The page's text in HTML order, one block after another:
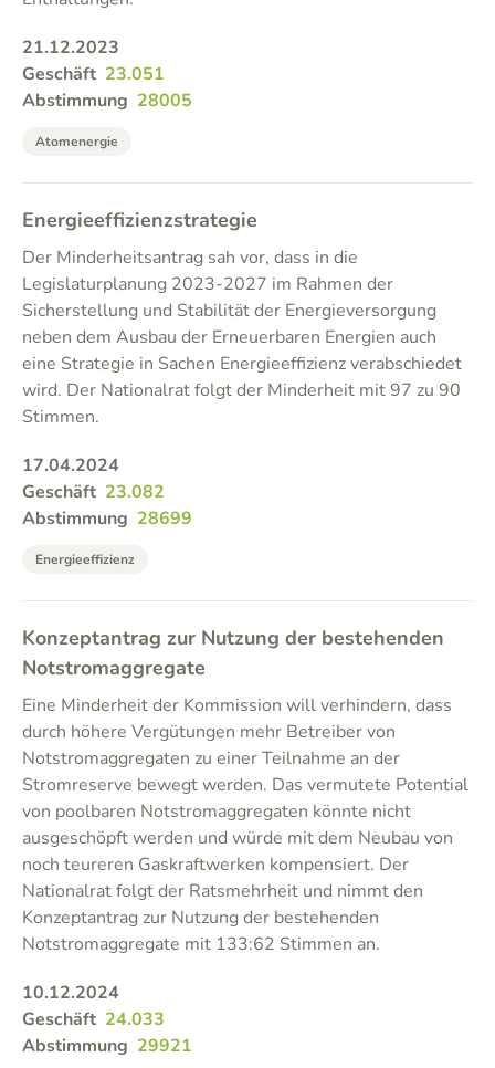
21.12.2023
Geschäft 23.051
Abstimmung 28005
Atomenergie
Energieeffizienzstrategie
Der Minderheitsantrag sah vor, dass in die
Legislaturplanung 2023-2027 im Rahmen der
Sicherstellung und Stabilität der Energieversorgung
neben dem Ausbau der Erneuerbaren Energien auch
eine Strategie in Sachen Energieeffizienz verabschiedet
wird. Der Nationalrat folgt der Minderheit mit 97 zu 90
Stimmen.
17.04.2024
Geschäft 23.082
Abstimmung 28699
Energieeffizienz
Konzeptantrag zur Nutzung der bestehenden
Notstromaggregate
Eine Minderheit der Kommission will verhindern, dass
durch höhere Vergütungen mehr Betreiber von
Notstromaggregaten zu einer Teilnahme an der
Stromreserve bewegt werden. Das vermutete Potential
von poolbaren Notstromaggregaten könnte nicht
ausgeschöpft werden und würde mit dem Neubau von
noch teureren Gaskraftwerken kompensiert. Der
Nationalrat folgt der Ratsmehrheit und nimmt den
Konzeptantrag zur Nutzung der bestehenden
Notstromaggregate mit 133:62 Stimmen an.
10.12.2024
Geschäft 24.033
Abstimmung 29921